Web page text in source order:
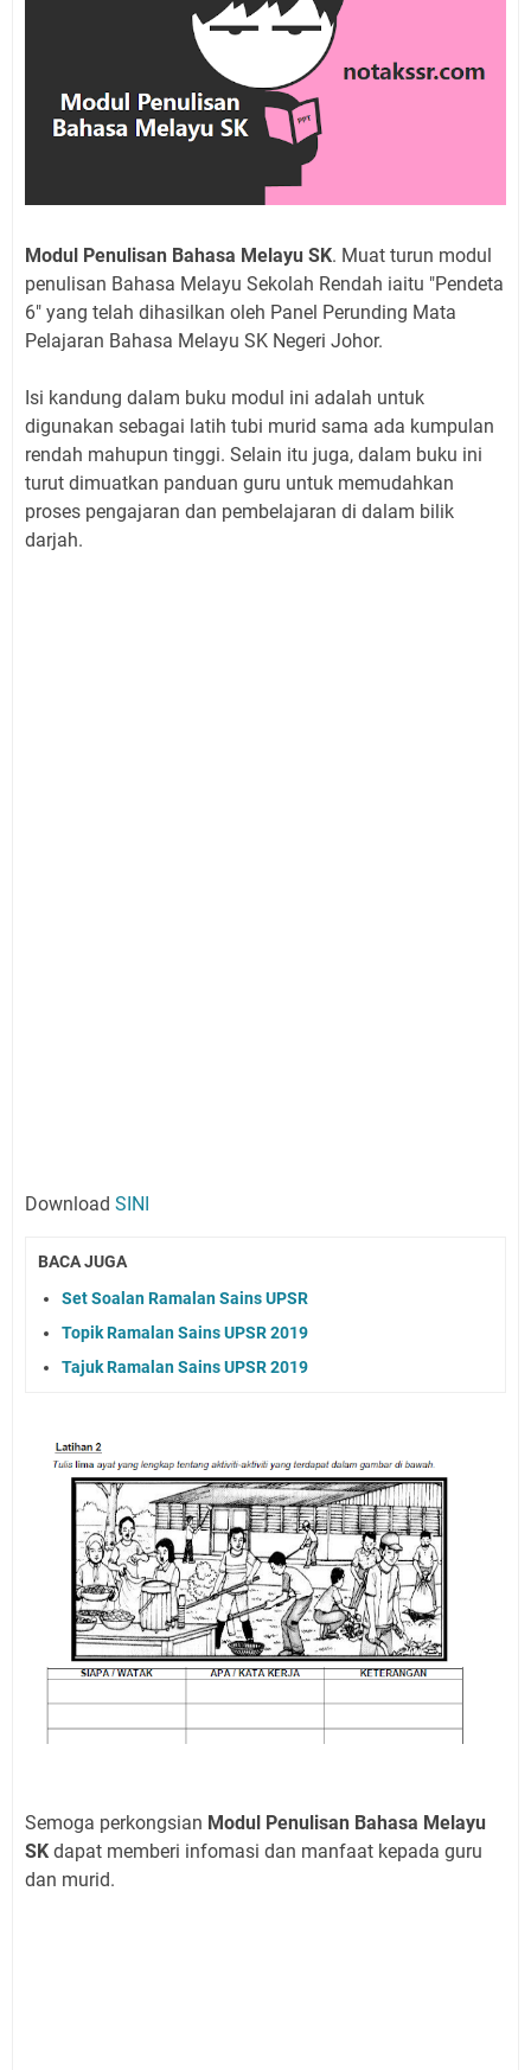
Modul Penulisan Bahasa Melayu SK. Muat turun modul
penulisan Bahasa Melayu Sekolah Rendah iaitu "Pendeta
6" yang telah dihasilkan oleh Panel Perunding Mata
Pelajaran Bahasa Melayu SK Negeri Johor.
Isi kandung dalam buku modul ini adalah untuk
digunakan sebagai latih tubi murid sama ada kumpulan
rendah mahupun tinggi. Selain itu juga, dalam buku ini
turut dimuatkan panduan guru untuk memudahkan
proses pengajaran dan pembelajaran di dalam bilik
darjah.
Download SINI
BACA JUGA
Set Soalan Ramalan Sains UPSR
Topik Ramalan Sains UPSR 2019
Tajuk Ramalan Sains UPSR 2019
Semoga perkongsian Modul Penulisan Bahasa Melayu
SK dapat memberi infomasi dan manfaat kepada guru
dan murid.